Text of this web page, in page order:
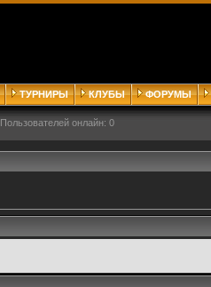
ТУРНИРЫ КЛУБЫ ФОРУМЫ
Пользователей онлайн: 0